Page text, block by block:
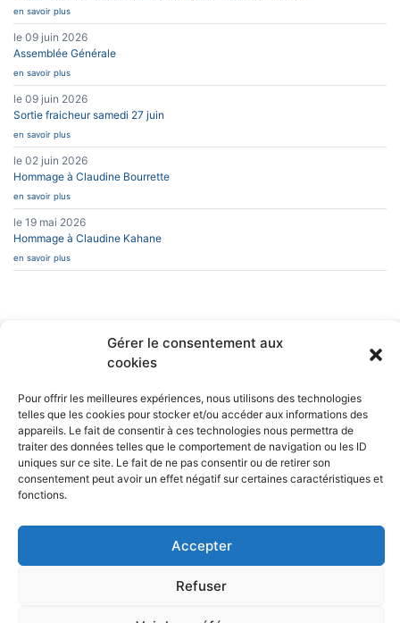
Gérer le consentement aux
cookies
Pour offrir les meilleures expériences, nous utilisons des technologies
telles que les cookies pour stocker et/ou accéder aux informations des
appareils. Le fait de consentir à ces technologies nous permettra de
traiter des données telles que le comportement de navigation ou les ID
uniques sur ce site. Le fait de ne pas consentir ou de retirer son
consentement peut avoir un effet négatif sur certaines caractéristiques et
fonctions.
Accepter
Refuser
en savoir plus
le 09 juin 2026
Assemblée Générale
en savoir plus
le 09 juin 2026
Sortie fraicheur samedi 27 juin
en savoir plus
le 02 juin 2026
Hommage à Claudine Bourrette
en savoir plus
le 19 mai 2026
Hommage à Claudine Kahane
en savoir plus
CAESUG
Siège Social :
25 avenue des
Martyrs
BP 166
38042 Grenoble
Cedex 9
nous écrire
EN SAVOIR PLUS
L’ASSOCIATION
NEWSLETTERS